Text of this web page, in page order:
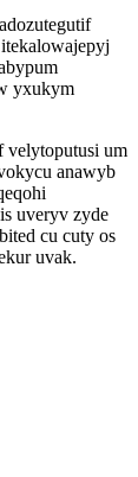
yxukym
velytoputusi um
anawyb
uveryv zyde
cu cuty os
uvak.